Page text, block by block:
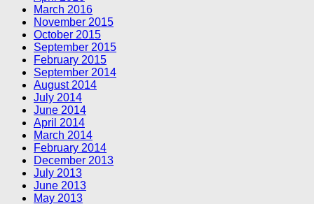
March 2016
November 2015
October 2015
September 2015
February 2015
September 2014
August 2014
July 2014
June 2014
April 2014
March 2014
February 2014
December 2013
July 2013
June 2013
May 2013